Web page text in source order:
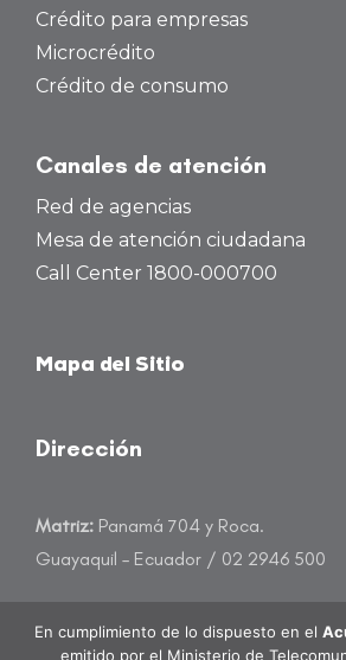
Crédito para empresas
Microcrédito
Crédito de consumo
Canales de atención
Red de agencias
Mesa de atención ciudadana
Call Center 1800-000700
Mapa del Sitio
Dirección
Matriz: Panamá 704 y Roca.
Guayaquil – Ecuador / 02 2946 500
atencioncliente@banecuador.fin.ec
En cumplimiento de lo dispuesto en el
emitido por el Ministerio de